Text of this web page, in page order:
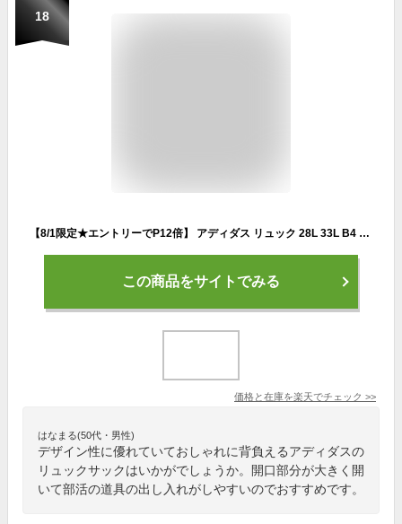
18
【8/1限定★エントリーでP12倍】 アディダス リュック 28L 33L B4 A4 adidas 通学 女子 男子 リュックサック レディース メンズ 中学生 高校生 女子高生 容量拡張 スポーツリュック 通学リュック スポーツ 大容量 シンプル 黒 無地 68561
この商品をサイトでみる
価格と在庫を楽天でチェック >>
はなまる(50代・男性)
デザイン性に優れていておしゃれに背負えるアディダスの
リュックサックはいかがでしょうか。開口部分が大きく開
いて部活の道具の出し入れがしやすいのでおすすめです。